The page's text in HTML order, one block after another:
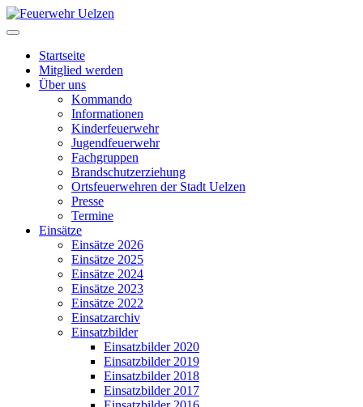
Startseite
Mitglied werden
Über uns
Kommando
Informationen
Kinderfeuerwehr
Jugendfeuerwehr
Fachgruppen
Brandschutzerziehung
Ortsfeuerwehren der Stadt Uelzen
Presse
Termine
Einsätze
Einsätze 2026
Einsätze 2025
Einsätze 2024
Einsätze 2023
Einsätze 2022
Einsatzarchiv
Einsatzbilder
Einsatzbilder 2020
Einsatzbilder 2019
Einsatzbilder 2018
Einsatzbilder 2017